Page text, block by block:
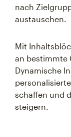
nach
austauschen.
Mit
an bestimmte
Dynamische
schaffen und
steigern.